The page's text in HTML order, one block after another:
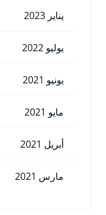
يناير 2023
يوليو 2022
يونيو 2021
مايو 2021
أبريل 2021
مارس 2021